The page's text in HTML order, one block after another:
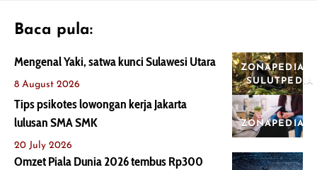
Baca pula:
ZONAPEDIA
SULUTPEDIA
Mengenal Yaki, satwa kunci Sulawesi Utara
8 August 2026
ZONAPEDIA
Tips psikotes lowongan kerja Jakarta
lulusan SMA SMK
20 July 2026
Omzet Piala Dunia 2026 tembus Rp300